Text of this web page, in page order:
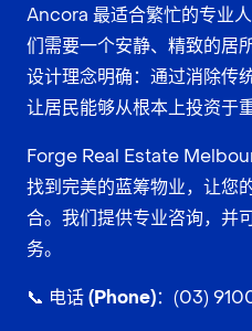
Ancora 最适合繁忙的专业
们需要一个安静、精致的居
设计理念明确：通过消除传
让居民能够从根本上投资于
Forge Real Estate
找到完美的蓝筹物业，让您
合。我们提供专业咨询，并
务。
📞 电话 (Phone)： (03)